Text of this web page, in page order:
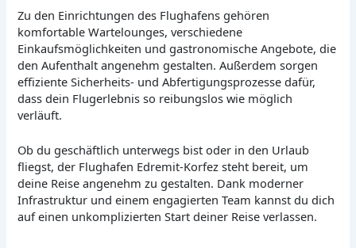
Zu den Einrichtungen des Flughafens gehören
komfortable Wartelounges, verschiedene
Einkaufsmöglichkeiten und gastronomische Angebote, die
den Aufenthalt angenehm gestalten. Außerdem sorgen
effiziente Sicherheits- und Abfertigungsprozesse dafür,
dass dein Flugerlebnis so reibungslos wie möglich
verläuft.
Ob du geschäftlich unterwegs bist oder in den Urlaub
fliegst, der Flughafen Edremit-Korfez steht bereit, um
deine Reise angenehm zu gestalten. Dank moderner
Infrastruktur und einem engagierten Team kannst du dich
auf einen unkomplizierten Start deiner Reise verlassen.